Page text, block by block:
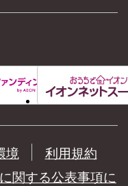
境
利用規約
関する公表事項に